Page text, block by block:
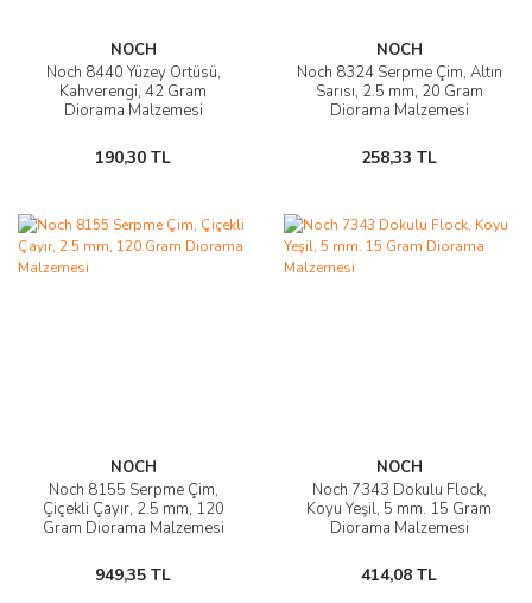
NOCH
Noch 8440 Yüzey Örtüsü,
Kahverengi, 42 Gram
Diorama Malzemesi
190,30 TL
NOCH
Noch 8324 Serpme Çim, Altın
Sarısı, 2.5 mm, 20 Gram
Diorama Malzemesi
258,33 TL
NOCH
Noch 8155 Serpme Çim,
Çiçekli Çayır, 2.5 mm, 120
Gram Diorama Malzemesi
949,35 TL
NOCH
Noch 7343 Dokulu Flock,
Koyu Yeşil, 5 mm. 15 Gram
Diorama Malzemesi
414,08 TL